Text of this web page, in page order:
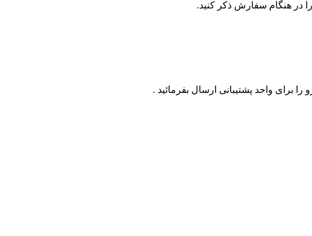
برای واحد پشتیبانی ارسال بفرمائید .